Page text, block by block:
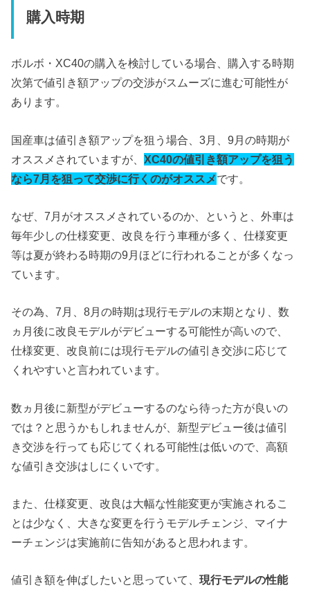
購入時期
ボルボ・XC40の購入を検討している場合、購入する時期
次第で値引き額アップの交渉がスムーズに進む可能性が
あります。
国産車は値引き額アップを狙う場合、3月、9月の時期が
オススメされていますが、XC40の値引き額アップを狙う
なら7月を狙って交渉に行くのがオススメです。
なぜ、7月がオススメされているのか、というと、外車は
毎年少しの仕様変更、改良を行う車種が多く、仕様変更
等は夏が終わる時期の9月ほどに行われることが多くなっ
ています。
その為、7月、8月の時期は現行モデルの末期となり、数
ヵ月後に改良モデルがデビューする可能性が高いので、
仕様変更、改良前には現行モデルの値引き交渉に応じて
くれやすいと言われています。
数ヵ月後に新型がデビューするのなら待った方が良いの
では？と思うかもしれませんが、新型デビュー後は値引
き交渉を行っても応じてくれる可能性は低いので、高額
な値引き交渉はしにくいです。
また、仕様変更、改良は大幅な性能変更が実施されるこ
とは少なく、大きな変更を行うモデルチェンジ、マイナ
ーチェンジは実施前に告知があると思われます。
値引き額を伸ばしたいと思っていて、現行モデルの性能